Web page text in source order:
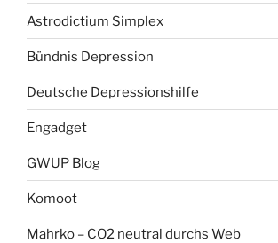
Astrodictium Simplex
Bündnis Depression
Deutsche Depressionshilfe
Engadget
GWUP Blog
Komoot
Mahrko – CO2 neutral durchs Web